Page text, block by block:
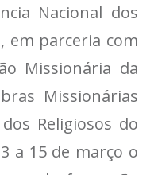
Nacional dos
em parceria com
Missionária da
Missionárias
Religiosos do
a 15 de março o